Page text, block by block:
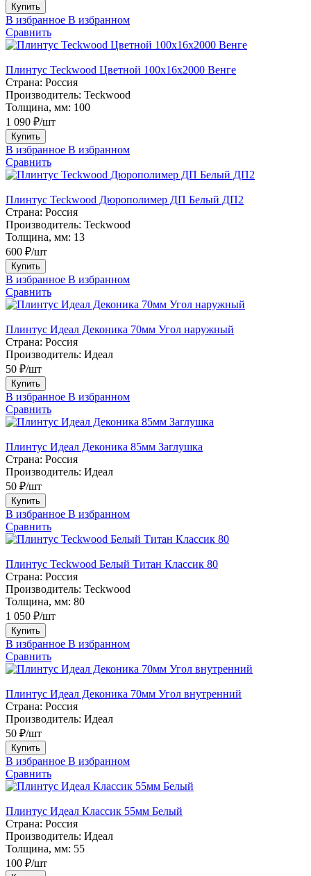
Купить
В избранное В избранном
Сравнить
Плинтус Teckwood Цветной 100x16х2000 Венге
Страна: Россия
Производитель: Teckwood
Толщина, мм: 100
1 090 ₽/шт
Купить
В избранное В избранном
Сравнить
Плинтус Teckwood Дюрополимер ДП Белый ДП2
Страна: Россия
Производитель: Teckwood
Толщина, мм: 13
600 ₽/шт
Купить
В избранное В избранном
Сравнить
Плинтус Идеал Деконика 70мм Угол наружный
Страна: Россия
Производитель: Идеал
50 ₽/шт
Купить
В избранное В избранном
Сравнить
Плинтус Идеал Деконика 85мм Заглушка
Страна: Россия
Производитель: Идеал
50 ₽/шт
Купить
В избранное В избранном
Сравнить
Плинтус Teckwood Белый Титан Классик 80
Страна: Россия
Производитель: Teckwood
Толщина, мм: 80
1 050 ₽/шт
Купить
В избранное В избранном
Сравнить
Плинтус Идеал Деконика 70мм Угол внутренний
Страна: Россия
Производитель: Идеал
50 ₽/шт
Купить
В избранное В избранном
Сравнить
Плинтус Идеал Классик 55мм Белый
Страна: Россия
Производитель: Идеал
Толщина, мм: 55
100 ₽/шт